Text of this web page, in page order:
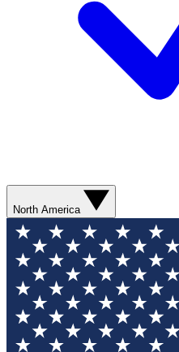
North America